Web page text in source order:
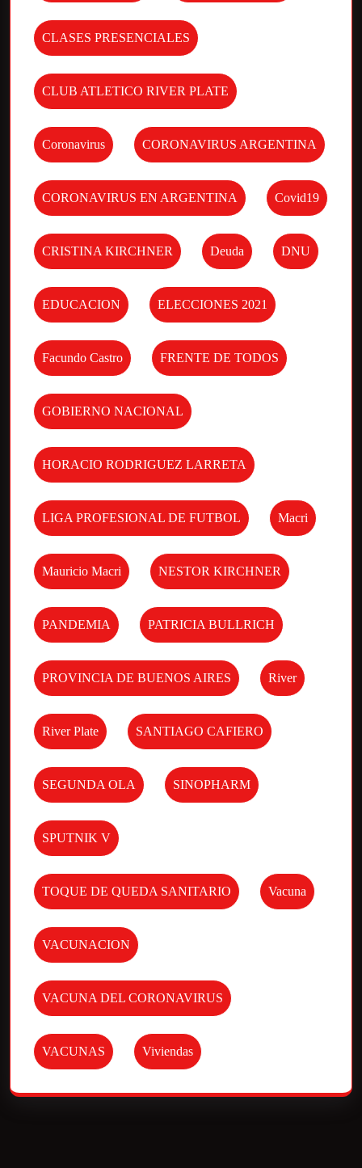
CLASES PRESENCIALES
CLUB ATLETICO RIVER PLATE
Coronavirus CORONAVIRUS ARGENTINA
CORONAVIRUS EN ARGENTINA Covid19
CRISTINA KIRCHNER Deuda DNU
EDUCACION ELECCIONES 2021
Facundo Castro FRENTE DE TODOS
GOBIERNO NACIONAL
HORACIO RODRIGUEZ LARRETA
LIGA PROFESIONAL DE FUTBOL Macri
Mauricio Macri NESTOR KIRCHNER
PANDEMIA PATRICIA BULLRICH
PROVINCIA DE BUENOS AIRES River
River Plate SANTIAGO CAFIERO
SEGUNDA OLA SINOPHARM
SPUTNIK V
TOQUE DE QUEDA SANITARIO Vacuna
VACUNACION
VACUNA DEL CORONAVIRUS
VACUNAS Viviendas